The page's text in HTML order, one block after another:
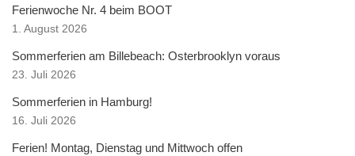
Ferienwoche Nr. 4 beim BOOT
1. August 2026
Sommerferien am Billebeach: Osterbrooklyn voraus
23. Juli 2026
Sommerferien in Hamburg!
16. Juli 2026
Ferien! Montag, Dienstag und Mittwoch offen